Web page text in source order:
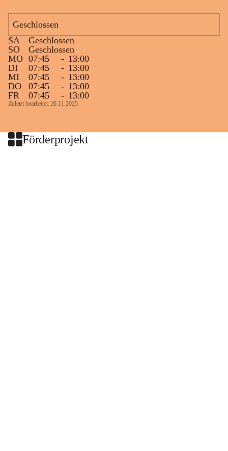
Geschlossen
SA
Geschlossen
SO
Geschlossen
MO 07:45 - 13:00
DI
07:45 - 13:00
MI
07:45 - 13:00
DO
07:45 - 13:00
FR
07:45 - 13:00
Zuletzt bearbeitet: 26.11.2025
Förderprojekt